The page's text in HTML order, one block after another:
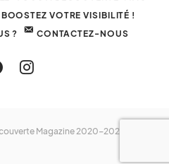
VOTRE VISIBILITÉ !
?
CONTACTEZ-NOUS
Magazine 2020-2025